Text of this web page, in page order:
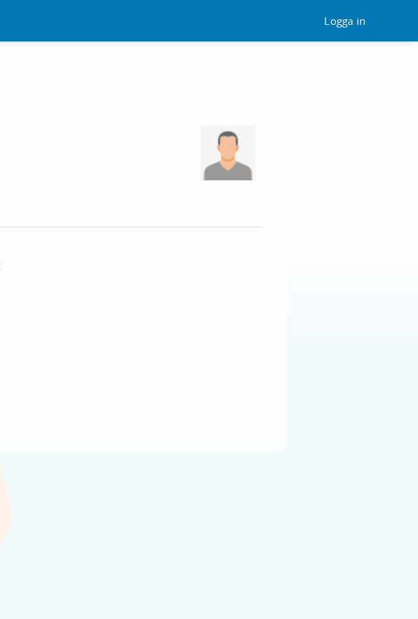
Logga in